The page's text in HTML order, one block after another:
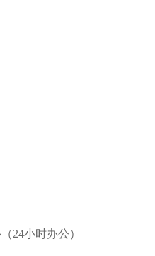
24小时办公）